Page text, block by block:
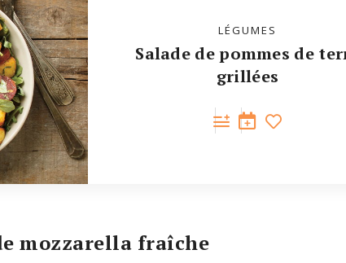
LÉGUMES
Salade de pommes de
grillées
mozzarella fraîche